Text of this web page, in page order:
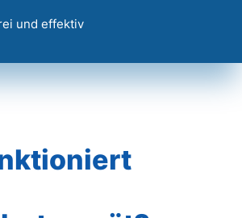
und effektiv